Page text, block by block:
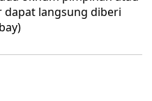
dapat langsung diberi